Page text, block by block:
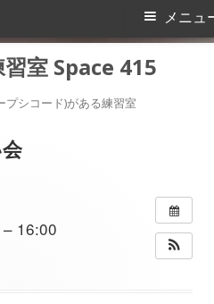
室 Space 415
プシコード)がある練習室
メニュ
16:00